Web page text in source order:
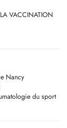
VACCINATION
Nancy
du sport